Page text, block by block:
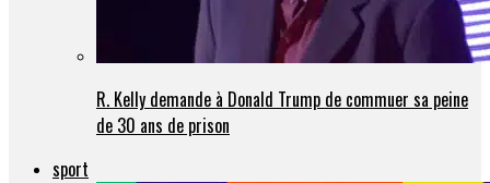
R. Kelly demande à Donald Trump de commuer sa peine
de 30 ans de prison
sport